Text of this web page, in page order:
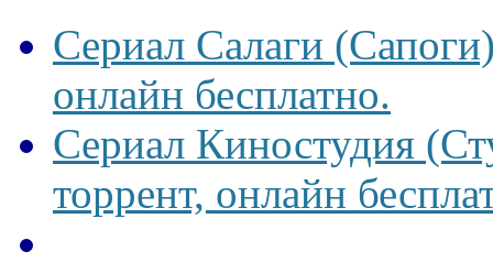
Сериал Салаги
онлайн бесплатно.
Сериал Киностудия
торрент, онлайн